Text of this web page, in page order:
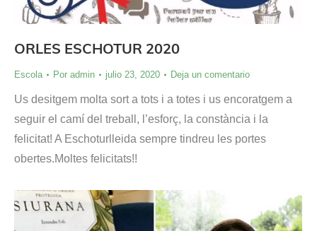
ORLES ESCHOTUR 2020
Escola Por admin julio 23, 2020 Deja un comentario
Us desitgem molta sort a tots i a totes i us encoratgem a
seguir el camí del treball, l’esforç, la constància i la
felicitat! A Eschoturlleida sempre tindreu les portes
obertes.Moltes felicitats!!